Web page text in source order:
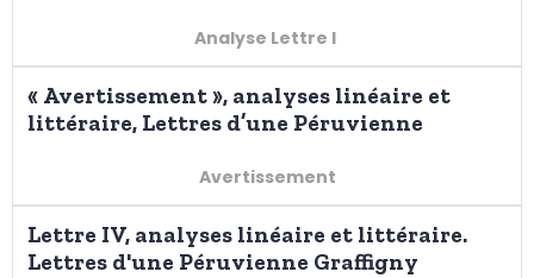
Analyse Lettre I
« Avertissement », analyses linéaire et
littéraire, Lettres d’une Péruvienne
Avertissement
Lettre IV, analyses linéaire et littéraire.
Lettres d'une Péruvienne Graffigny